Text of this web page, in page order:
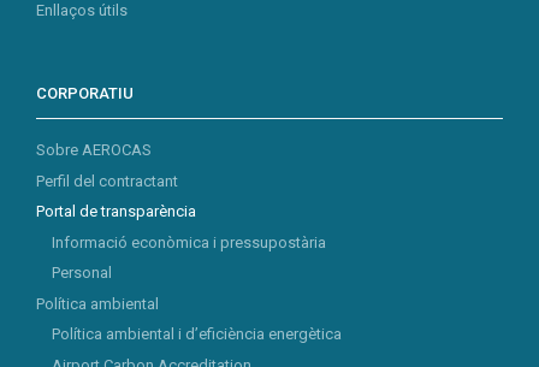
Enllaços útils
CORPORATIU
Sobre AEROCAS
Perfil del contractant
Portal de transparència
Informació econòmica i pressupostària
Personal
Política ambiental
Política ambiental i d’eficiència energètica